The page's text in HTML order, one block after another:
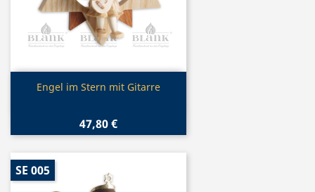
 Vorschau
Engel im Stern mit Gitarre
47,80 €
SE 005